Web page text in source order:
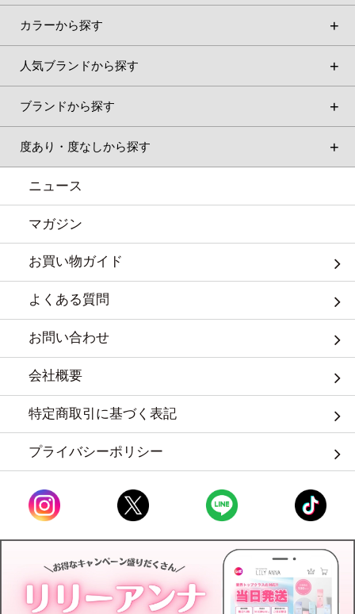
カラーから探す
人気ブランドから探す
ブランドから探す
度あり・度なしから探す
ニュース
マガジン
お買い物ガイド
よくある質問
お問い合わせ
会社概要
特定商取引に基づく表記
プライバシーポリシー